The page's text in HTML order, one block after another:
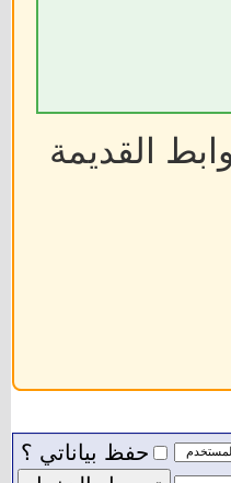
القديمة
حفظ بياناتي ؟